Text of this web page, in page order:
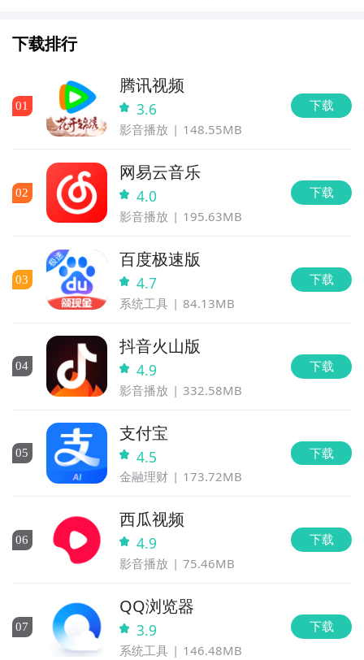
下载排行
01
腾讯视频
3.6
影音播放 148.55MB
下载
02
网易云音乐
4.0
影音播放 195.63MB
下载
03
百度极速版
4.7
系统工具 84.13MB
下载
04
抖音火山版
4.9
影音播放 332.58MB
下载
05
支付宝
4.5
金融理财 173.72MB
下载
06
西瓜视频
4.9
影音播放 75.46MB
下载
07
QQ浏览器
3.9
系统工具 146.48MB
下载